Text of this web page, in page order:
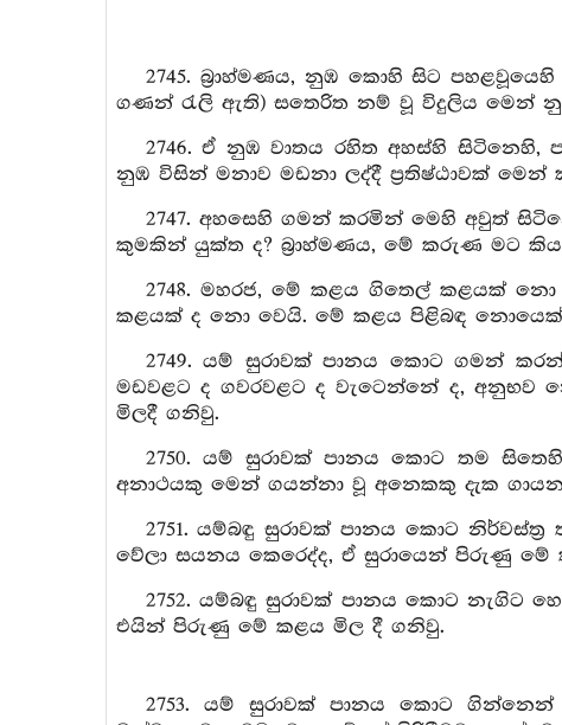
2745. බ්‍රාහ්මණය, නුඹ කොහි සිට
ගණන් රැලි ඇති) සතෙරිත නම් වූ විදුලිය මෙන්
2746. ඒ නුඹ වාතය රහිත අහස්හි
නුඹ විසින් මනාව මඩනා ලද්දී ප්‍රතිෂ්ඨාවක් මෙන්
2747. අහසෙහි ගමන් කරමින් මෙහි අවුත්
කුමකින් යුක්ත ද? බ්‍රාහ්මණය, මේ කරුණ මට
2748. මහරජ, මේ කළය ගිතෙල් කළයක්
කළයක් ද නො වෙයි. මේ කළය පිළිබඳ
2749. යම් සුරාවක් පානය කොට ගමන්
මඩවළට ද ගවරවළට ද වැටෙන්නේ ද,
මිලදී ගනිවු.
2750. යම් සුරාවක් පානය කොට තම
අනාථයකු මෙන් ගයන්නා වූ අනෙකකු දැක
2751. යම්බඳු සුරාවක් පානය කොට
වේලා සයනය කෙරෙද්ද, ඒ සුරායෙන් පිරුණු මේ
2752. යම්බඳු සුරාවක් පානය කොට නැගිට
එයින් පිරුණු මේ කළය මිල දී ගනිවු.
2753. යම් සුරාවක් පානය කොට